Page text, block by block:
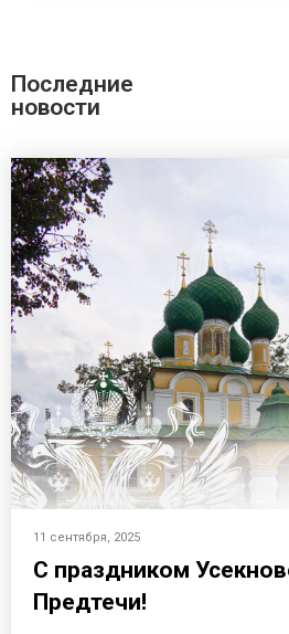
Последние
новости
11 сентября, 2025
С праздником
Предтечи!